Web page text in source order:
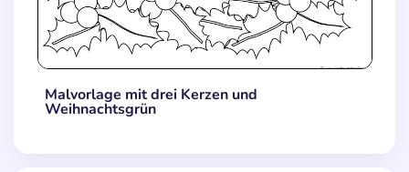
Malvorlage mit drei Kerzen und
Weihnachtsgrün